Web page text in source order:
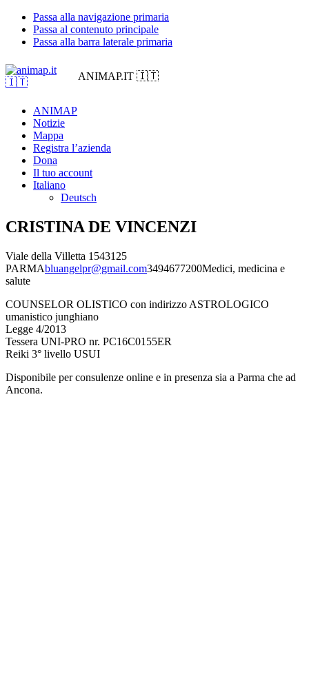
Passa alla navigazione primaria
Passa al contenuto principale
Passa alla barra laterale primaria
ANIMAP.IT 🇮🇹
ANIMAP
Notizie
Mappa
Registra l’azienda
Dona
Il tuo account
Italiano
Deutsch
CRISTINA DE VINCENZI
Viale della Villetta 1543125
PARMAbluangelpr@gmail.com3494677200Medici, medicina e
salute
COUNSELOR OLISTICO con indirizzo ASTROLOGICO
umanistico junghiano
Legge 4/2013
Tessera UNI-PRO nr. PC16C0155ER
Reiki 3° livello USUI
Disponibile per consulenze online e in presenza sia a Parma che ad
Ancona.